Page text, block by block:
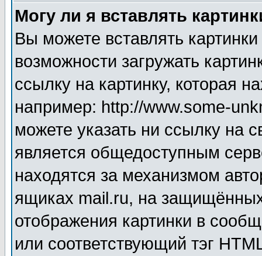
Могу ли я вставлять
Вы можете вставлять
возможности загружать
ссылку на картинку, которая
например: http://www.some-
можете указать ни ссылку на
является общедоступным
находятся за механизмом
ящиках mail.ru, на
отображения картинки в
или соответствующий тэг